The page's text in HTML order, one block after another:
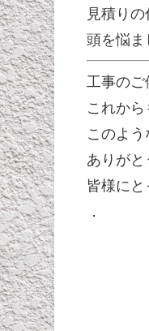
見積り
頭を悩ま
工事の
これから
このよう
ありがと
皆様にと
．